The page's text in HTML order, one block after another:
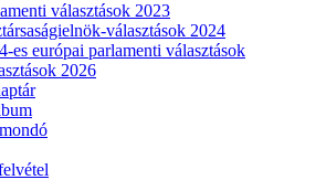
választások 2023
választások 2024
es európai parlamenti választások
2026